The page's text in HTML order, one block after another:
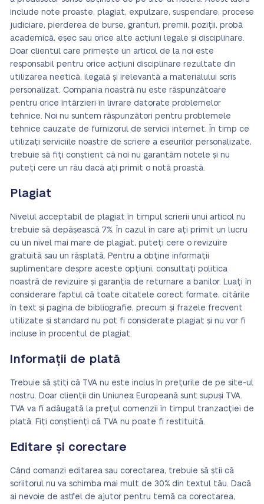
include note proaste, plagiat, expulzare, suspendare, procese
judiciare, pierderea de burse, granturi, premii, poziții, probă
academică, eșec sau orice alte acțiuni legale și disciplinare.
Doar clientul care primește un articol de la noi este
responsabil pentru orice acțiuni disciplinare rezultate din
utilizarea neetică, ilegală și irelevantă a materialului scris
personalizat. Compania noastră nu este răspunzătoare
pentru orice întârzieri în livrare datorate problemelor
tehnice. Noi nu suntem răspunzători pentru problemele
tehnice cauzate de furnizorul de servicii internet. În timp ce
utilizați serviciile noastre de scriere a eseurilor personalizate,
trebuie să fiți conștient că noi nu garantăm notele și nu
puteți cere un rău dacă ați primit o notă proastă.
Plagiat
Nivelul acceptabil de plagiat în timpul scrierii unui articol nu
trebuie să depășească 7%. În cazul în care ați primit un lucru
cu un nivel mai mare de plagiat, puteți cere o revizuire
gratuită sau un răsplată. Pentru a obține informații
suplimentare despre aceste opțiuni, consultați politica
noastră de revizuire și garanția de returnare a banilor. Luați în
considerare faptul că toate citatele corect formate, citările
în text și pagina de bibliografie, precum și frazele frecvent
utilizate și standard nu pot fi considerate plagiat și nu vor fi
incluse în procentul de plagiat.
Informații de plată
Trebuie să știți că TVA nu este inclus în prețurile de pe site-ul
nostru. Doar clienții din Uniunea Europeană sunt supuși TVA.
TVA va fi adăugată la prețul comenzii în timpul tranzacției de
plată. Fiți conștienți că TVA nu poate fi restituită.
Editare și corectare
Când comanzi editarea sau corectarea, trebuie să știi că
scriitorul nu va schimba mai mult de 30% din textul tău. Dacă
ai nevoie de astfel de ajutor pentru temă ca corectarea,